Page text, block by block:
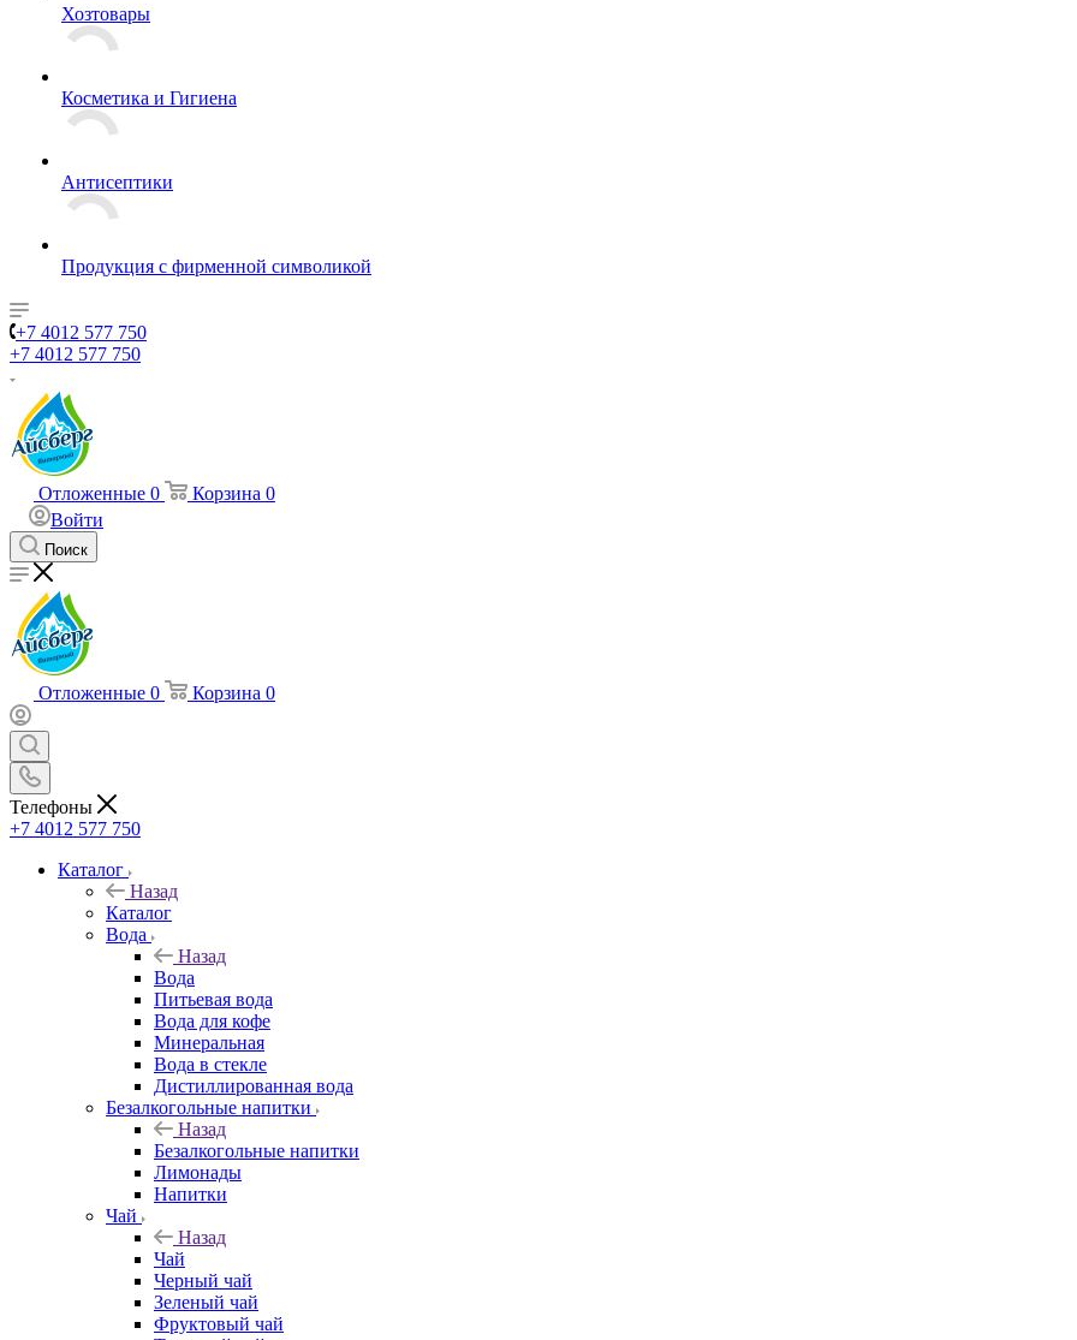
Хозтовары
Косметика и Гигиена
Антисептики
Продукция с фирменной символикой
+7 4012 577 750
+7 4012 577 750
Отложенные 0 Корзина 0
Войти
Поиск
Отложенные 0 Корзина 0
Телефоны
+7 4012 577 750
Каталог
Назад
Каталог
Вода
Назад
Вода
Питьевая вода
Вода для кофе
Минеральная
Вода в стекле
Дистиллированная вода
Безалкогольные напитки
Назад
Безалкогольные напитки
Лимонады
Напитки
Чай
Назад
Чай
Черный чай
Зеленый чай
Фруктовый чай